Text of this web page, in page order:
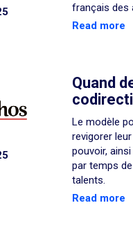
français des
Read more
Quand
Le modèle
revigorer
pouvoir,
par temps
talents.
Read more